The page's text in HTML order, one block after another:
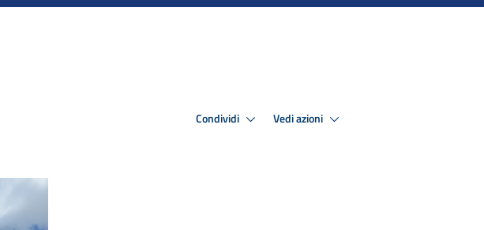
Condividi Vedi azioni